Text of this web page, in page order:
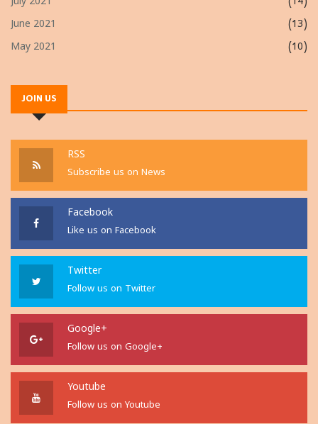
July 2021
(14)
June 2021
(13)
May 2021
(10)
JOIN US
RSS
Subscribe us on News
Facebook
Like us on Facebook
Twitter
Follow us on Twitter
Google+
Follow us on Google+
Youtube
Follow us on Youtube